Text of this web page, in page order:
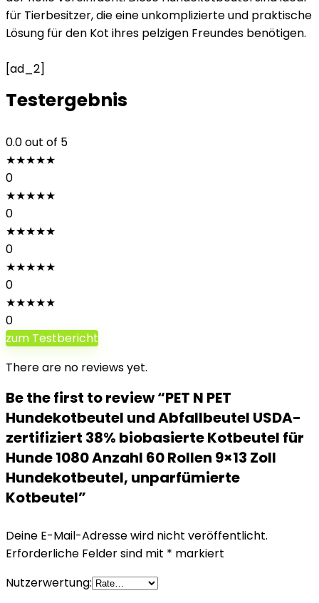
für Tierbesitzer, die eine unkomplizierte und praktische
Lösung für den Kot ihres pelzigen Freundes benötigen.
[ad_2]
Testergebnis
0.0out of 5
★★★★★
0
★★★★★
0
★★★★★
0
★★★★★
0
★★★★★
0
zum Testbericht
There are no reviews yet.
Be the first to review “PET N PET
Hundekotbeutel und Abfallbeutel USDA-
zertifiziert 38% biobasierte Kotbeutel für
Hunde 1080 Anzahl 60 Rollen 9×13 Zoll
Hundekotbeutel, unparfümierte
Kotbeutel”
Deine E-Mail-Adresse wird nicht veröffentlicht.
Erforderliche Felder sind mit * markiert
Nutzerwertung: